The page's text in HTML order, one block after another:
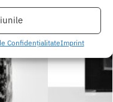
ConfidențialitateImprint